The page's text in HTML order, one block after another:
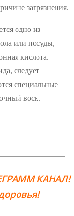
загрязнения.
одно из
или посуды,
кислота.
следует
специальные
воск.
КАНАЛ!